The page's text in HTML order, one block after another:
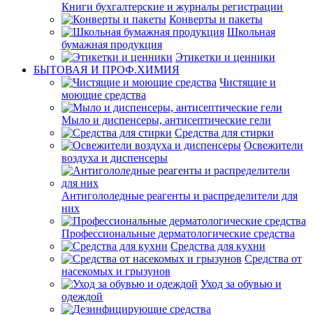
Книги бухгалтерские и журналы регистрации
Конверты и пакеты
Школьная
бумажная продукция
Этикетки и ценники
БЫТОВАЯ И ПРОФ.ХИМИЯ
Чистящие и
моющие средства
Мыло и диспенсеры, антисептические гели
Средства для стирки
Освежители
воздуха и диспенсеры
Антигололедные реагенты и распределители для
них
Профессиональные дерматологические средства
Средства для кухни
Средства от
насекомых и грызунов
Уход за обувью и
одеждой